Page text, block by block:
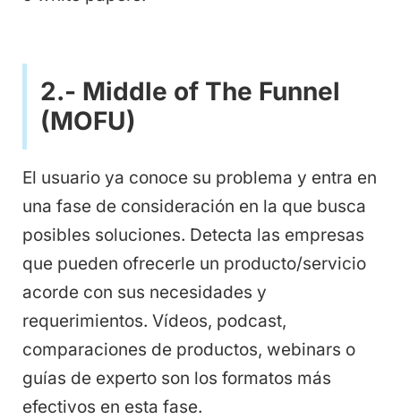
2.- Middle of The Funnel
(MOFU)
El usuario ya conoce su problema y entra en
una fase de consideración en la que busca
posibles soluciones. Detecta las empresas
que pueden ofrecerle un producto/servicio
acorde con sus necesidades y
requerimientos. Vídeos, podcast,
comparaciones de productos, webinars o
guías de experto son los formatos más
efectivos en esta fase.